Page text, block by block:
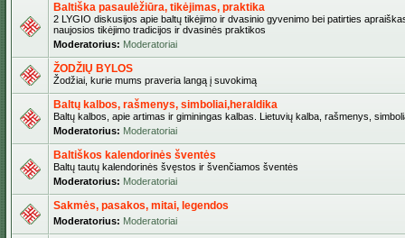
Baltiška pasaulėžiūra, tikėjimas, praktika
2 LYGIO diskusijos apie baltų tikėjimo ir dvasinio gyvenimo bei patirties
naujosios tikėjimo tradicijos ir dvasinės praktikos
Moderatorius: Moderatoriai
ŽODŽIŲ BYLOS
Žodžiai, kurie mums praveria langą į suvokimą
Baltų kalbos, rašmenys, simboliai,heraldika
Baltų kalbos, apie artimas ir giminingas kalbas. Lietuvių kalba, rašmenys,
Moderatorius: Moderatoriai
Baltiškos kalendorinės šventės
Baltų tautų kalendorinės švęstos ir švenčiamos šventės
Moderatorius: Moderatoriai
Sakmės, pasakos, mitai, legendos
Moderatorius: Moderatoriai